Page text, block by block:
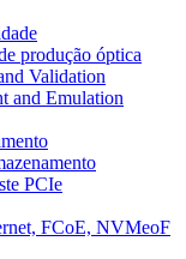
produção óptica
Validation
and Emulation
PCIe
FCoE, NVMeoF